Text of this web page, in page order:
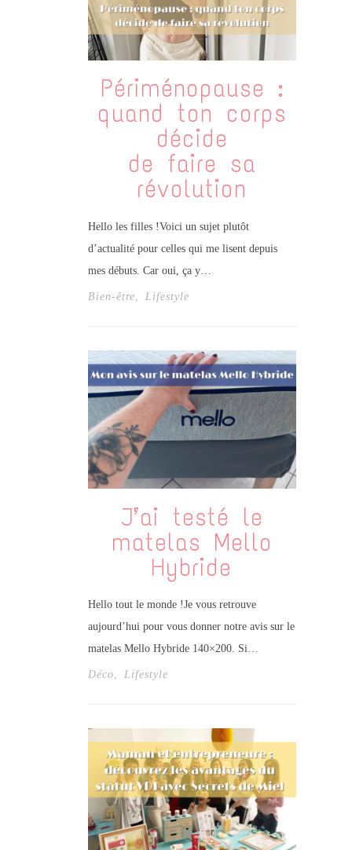
Périménopause :
quand ton corps
décide
de faire sa
révolution
Hello les filles !Voici un sujet plutôt
d’actualité pour celles qui me lisent depuis
mes débuts. Car oui, ça y…
Bien-être Lifestyle
J’ai testé le
matelas Mello
Hybride
Hello tout le monde !Je vous retrouve
aujourd’hui pour vous donner notre avis sur le
matelas Mello Hybride 140×200. Si…
Déco, Lifestyle